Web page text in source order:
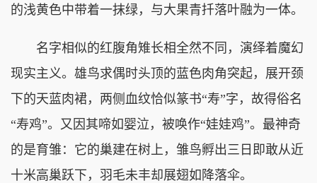
的浅黄色中带着一抹绿，与大果青扦落叶融为一体。
名字相似的红腹角雉长相全然不同，演绎着魔幻
现实主义。雄鸟求偶时头顶的蓝色肉角突起，展开颈
下的天蓝肉裙，两侧血纹恰似篆书“寿”字，故得俗名
“寿鸡”。又因其啼如婴泣，被唤作“娃娃鸡”。最神奇
的是育雏：它的巢建在树上，雏鸟孵出三日即敢从近
十米高巢跃下，羽毛未丰却展翅如降落伞。